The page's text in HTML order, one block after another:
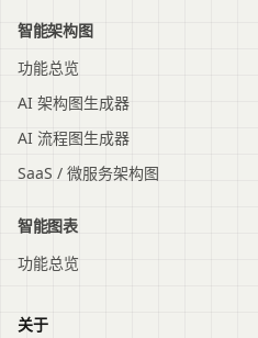
智能架构图
功能总览
AI 架构图生成器
AI 流程图生成器
SaaS / 微服务架构图
智能图表
功能总览
关于